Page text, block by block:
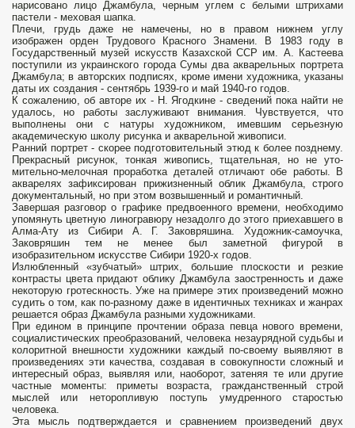
нарисовано лицо Джамбула, черным углем с белыми штрихами
пастели - меховая шапка.
Плечи, грудь даже не намечены, но в правом ниж­нем углу
изображен орден Трудового Красного Знамени. В 1983 году в
Государственный музей искусств Казахской ССР им. А. Кастеева
поступили из украинского города Сумы два акварельных портрета
Джамбула; в авторских подписях, кроме имени художника, указаны
даты их создания - сентябрь 1939-го и май 1940-го годов.
К сожалению, об авторе их - Н. Ягодкине - сведений пока найти не
уда­лось, но работы заслуживают внимания. Чувствуется, что
выполнены они с натуры художником, имевшим серьезную
академическую школу рисунка и акварельной живописи.
Ранний портрет - скорее подготови­тельный этюд к более позднему.
Прекрасный рисунок, тонкая живопись, тщательная, но не уто­
мительно-мелочная проработка де­талей отличают обе работы. В
ак­варелях зафиксирован прижиз­ненный облик Джамбула, строго
до­кументальный, но при этом возвышен­ный и романтичный.
Завершая разговор о графике предвоенного време­ни, необходимо
упомянуть цветную линогравюру незадолго до этого приехавшего в
Алма-Ату из Сибири А. Г. Заковряшина. Художник-самоучка,
Заковряшин тем не менее был замет­ной фигурой в
изобразительном искусстве Сибири 1920-х годов.
Излюбленный «зубчатый» штрих, большие плоскости и резкие
контрасты цвета придают облику Джамбула заостренность и даже
некоторую гротескность. Уже на примере этих произведений можно
судить о том, как по-разному даже в идентичных техниках и жанрах
решается образ Джамбула разными художниками.
При едином в принципе прочтении образа певца нового времени,
социалистических преобразований, человека незаурядной судьбы и
колоритной внешности художники каждый по-своему выявляют в
произведениях эти качества, создавая в совокупности сложный и
интересный образ, выявляя или, наоборот, затеняя те или другие
частные моменты: приметы возраста, граж­данственный строй
мыслей или неторопливую поступь умудренного старостью
человека.
Эта мысль подтверждается и сравнением произведений двух